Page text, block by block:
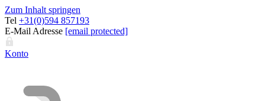
Zum Inhalt springen
Tel +31(0)594 857193
E-Mail Adresse [email protected]
Konto